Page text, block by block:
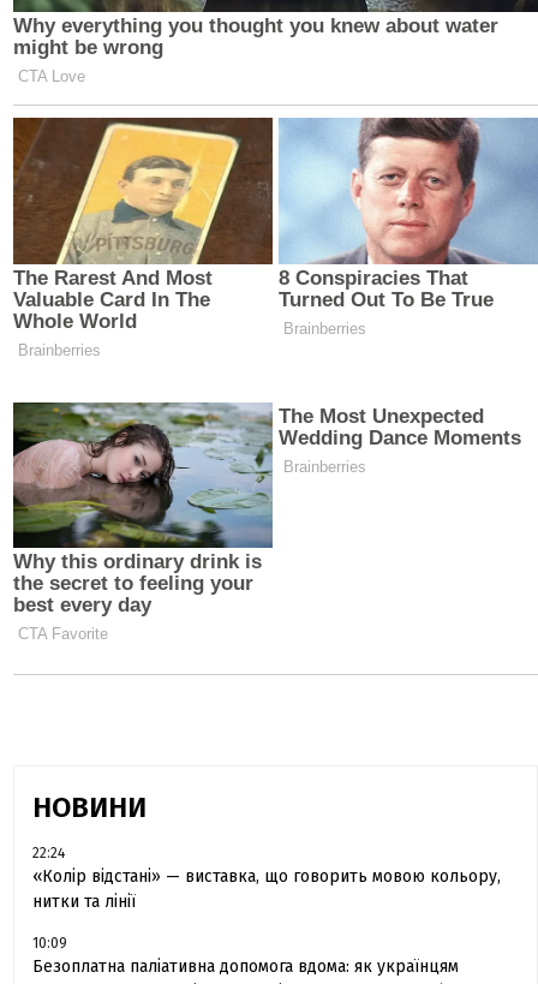
НОВИНИ
22:24
«Колір відстані» — виставка, що говорить мовою кольору,
нитки та лінії
10:09
Безоплатна паліативна допомога вдома: як українцям